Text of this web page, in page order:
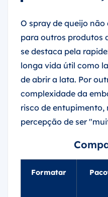
O spray de queijo
para outros produtos
se destaca pela
longa vida útil como
de abrir a lata. Por
complexidade da
risco de entupimento,
percepção de ser
Formatar